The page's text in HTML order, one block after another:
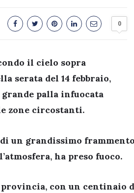
0
il cielo sopra
serata del 14 febbraio,
palla infuocata
zone circostanti.
un grandissimo frammento
ha preso fuoco.
con un centinaio